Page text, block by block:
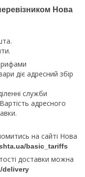
Нова
діє адресний збір
служби
адресного
на сайті Нова
basic_tariffs
доставки можна
delivery